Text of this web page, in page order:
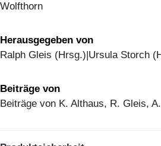
Wolfthorn
Herausgegeben von
Ralph Gleis (Hrsg.)|Ursula Storch
Beiträge von
Beiträge von K. Althaus, R. Gleis,